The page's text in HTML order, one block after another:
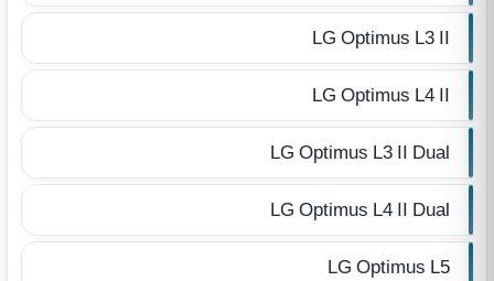
LG Optimus L3 II
LG Optimus L4 II
LG Optimus L3 II Dual
LG Optimus L4 II Dual
LG Optimus L5